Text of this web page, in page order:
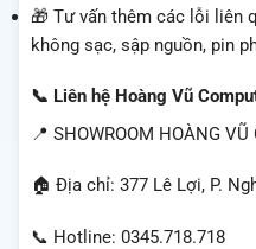
🎁 Tư vấn thêm các lỗi liên
không sạc, sập nguồn, pin
📞 Liên hệ Hoàng Vũ
📍 SHOWROOM HOÀNG VŨ
🏠 Địa chỉ: 377 Lê Lợi, P.
📞 Hotline: 0345.718.718